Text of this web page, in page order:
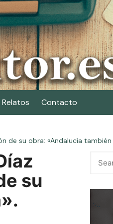
Relatos Contacto
de su obra: «Andalucía también
su